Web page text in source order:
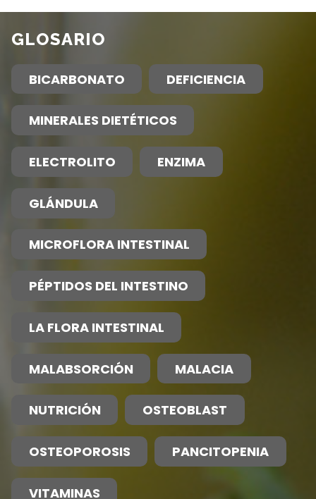
GLOSARIO
BICARBONATO DEFICIENCIA
MINERALES DIETÉTICOS
ELECTROLITO ENZIMA
GLÁNDULA
MICROFLORA INTESTINAL
PÉPTIDOS DEL INTESTINO
LA FLORA INTESTINAL
MALABSORCIÓN MALACIA
NUTRICIÓN OSTEOBLAST
OSTEOPOROSIS PANCITOPENIA
VITAMINAS